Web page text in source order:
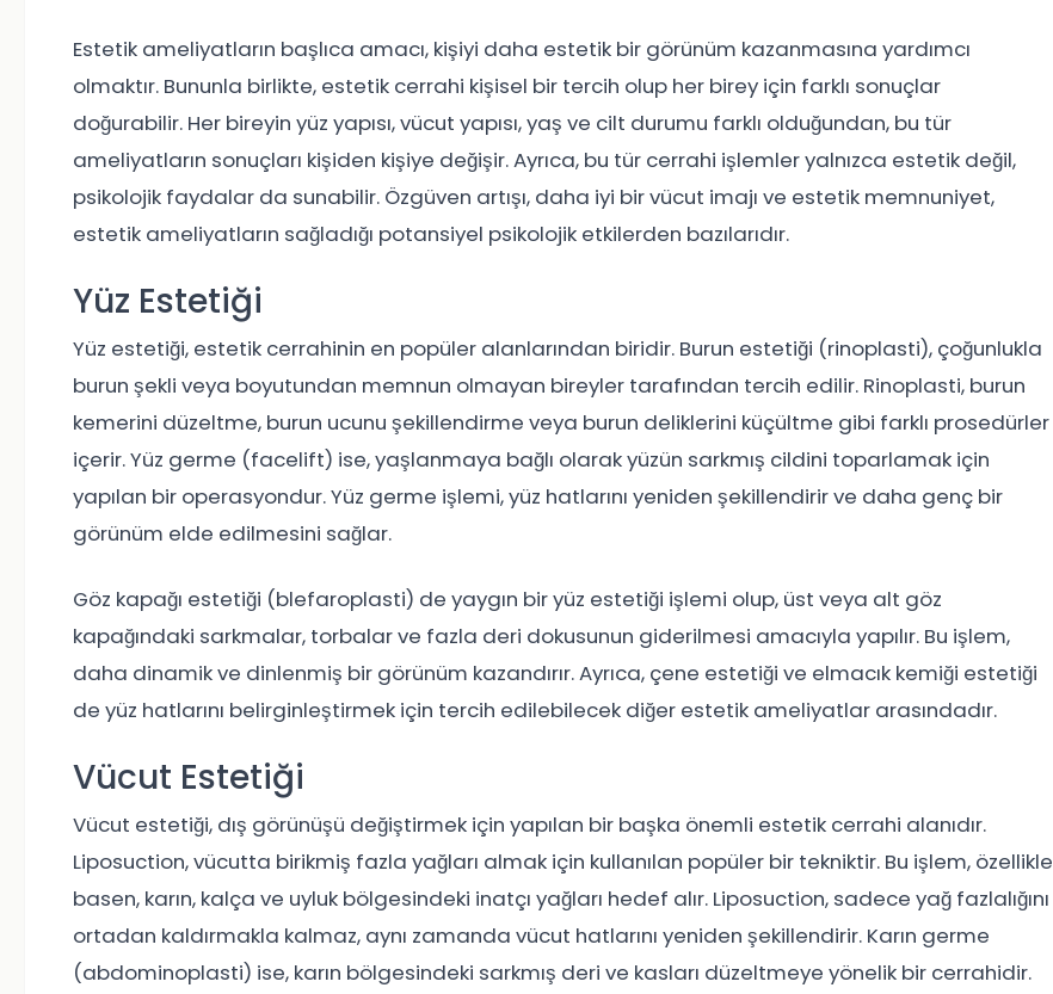
Estetik ameliyatların başlıca amacı, kişiyi daha estetik bir görünüm kazanmasına yardımcı
olmaktır. Bununla birlikte, estetik cerrahi kişisel bir tercih olup her birey için farklı sonuçlar
doğurabilir. Her bireyin yüz yapısı, vücut yapısı, yaş ve cilt durumu farklı olduğundan, bu tür
ameliyatların sonuçları kişiden kişiye değişir. Ayrıca, bu tür cerrahi işlemler yalnızca estetik değil,
psikolojik faydalar da sunabilir. Özgüven artışı, daha iyi bir vücut imajı ve estetik memnuniyet,
estetik ameliyatların sağladığı potansiyel psikolojik etkilerden bazılarıdır.
Yüz Estetiği
Yüz estetiği, estetik cerrahinin en popüler alanlarından biridir. Burun estetiği (rinoplasti), çoğunlukla
burun şekli veya boyutundan memnun olmayan bireyler tarafından tercih edilir. Rinoplasti, burun
kemerini düzeltme, burun ucunu şekillendirme veya burun deliklerini küçültme gibi farklı prosedürler
içerir. Yüz germe (facelift) ise, yaşlanmaya bağlı olarak yüzün sarkmış cildini toparlamak için
yapılan bir operasyondur. Yüz germe işlemi, yüz hatlarını yeniden şekillendirir ve daha genç bir
görünüm elde edilmesini sağlar.
Göz kapağı estetiği (blefaroplasti) de yaygın bir yüz estetiği işlemi olup, üst veya alt göz
kapağındaki sarkmalar, torbalar ve fazla deri dokusunun giderilmesi amacıyla yapılır. Bu işlem,
daha dinamik ve dinlenmiş bir görünüm kazandırır. Ayrıca, çene estetiği ve elmacık kemiği estetiği
de yüz hatlarını belirginleştirmek için tercih edilebilecek diğer estetik ameliyatlar arasındadır.
Vücut Estetiği
Vücut estetiği, dış görünüşü değiştirmek için yapılan bir başka önemli estetik cerrahi alanıdır.
Liposuction, vücutta birikmiş fazla yağları almak için kullanılan popüler bir tekniktir. Bu işlem, özellikle
basen, karın, kalça ve uyluk bölgesindeki inatçı yağları hedef alır. Liposuction, sadece yağ fazlalığını
ortadan kaldırmakla kalmaz, aynı zamanda vücut hatlarını yeniden şekillendirir. Karın germe
(abdominoplasti) ise, karın bölgesindeki sarkmış deri ve kasları düzeltmeye yönelik bir cerrahidir.